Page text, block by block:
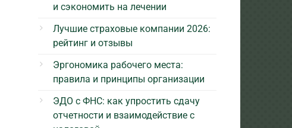
и сэкономить на лечении
Лучшие страховые компании 2026:
рейтинг и отзывы
Эргономика рабочего места:
правила и принципы организации
ЭДО с ФНС: как упростить сдачу
отчетности и взаимодействие с